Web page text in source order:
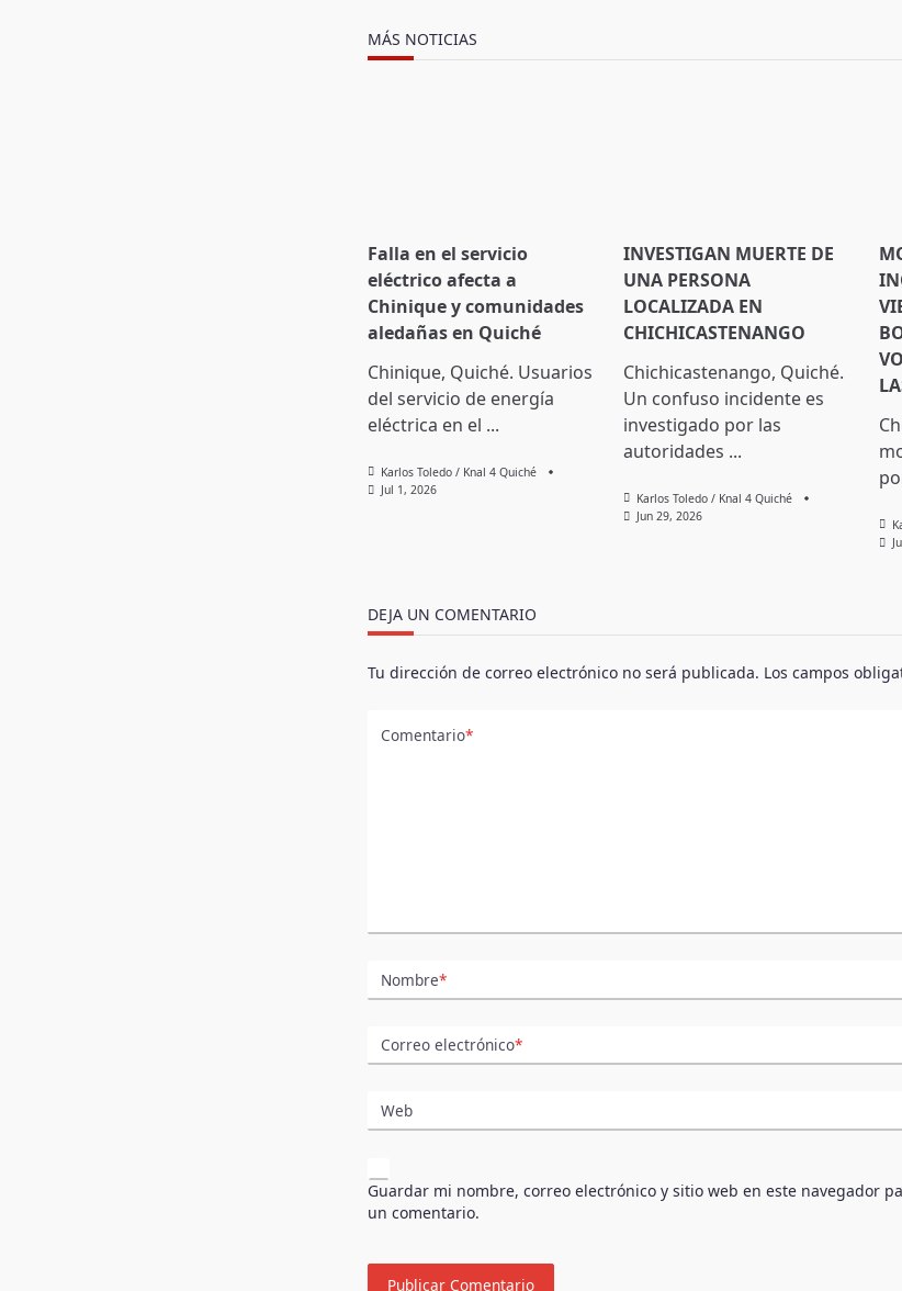
MÁS NOTICIAS
Falla en el servicio
eléctrico afecta a
Chinique y comunidades
aledañas en Quiché
Chinique, Quiché. Usuarios
del servicio de energía
eléctrica en el ...
Karlos Toledo / Knal 4 Quiché
Jul 1, 2026
INVESTIGAN MUERTE DE
UNA PERSONA
LOCALIZADA EN
CHICHICASTENANGO
Chichicastenango, Quiché.
Un confuso incidente es
investigado por las
autoridades ...
Karlos Toledo / Knal 4 Quiché
Jun 29, 2026
DEJA UN COMENTARIO
Tu dirección de correo electrónico no será publicada. Los campos
Comentario*
Nombre*
Correo electrónico*
Web
Guardar mi nombre, correo electrónico y sitio web en este navegador
un comentario.